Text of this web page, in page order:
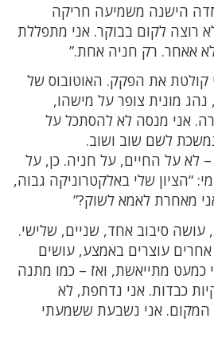
הישנה משמיעה חריקה
רוצה לקום בבוקר. אני מתפללת
אאחר. רק חניה אחת.”
קולטת את הפקק. האוטובוס של
נהג מונית צופר על מישהו,
אני מנסה לא להסתכל על
לשם שוב ושוב.
על החיים, על חניה. כן, על
“הציון שלי באלקטרוניקה גבוה,
מאחרת לאמא לשוק?”
עושה סיבוב אחד, שניים, שלישי.
עוצרים באמצע, עושים
כמעט מתייאשת, ואז – כמו מתנה
כבדות. אני נדחפת, לא
המקום. אני נשבעת ששמעתי